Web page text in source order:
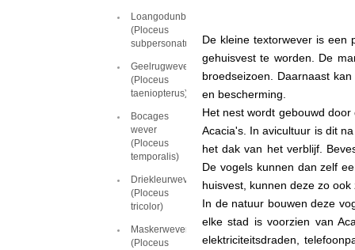
Loangodunbekwever
(Ploceus
subpersonatus)
Geelrugwever
(Ploceus
taeniopterus)
Bocages
wever
(Ploceus
temporalis)
Driekleurwever
(Ploceus
tricolor)
Maskerwever
(Ploceus
De kleine textorwever is een
gehuisvest te worden. De
broedseizoen. Daarnaast
en bescherming.
Het nest wordt gebouwd
Acacia's. In avicultuur is dit
het dak van het verblijf.
De vogels kunnen dan zelf
huisvest, kunnen deze zo
In de natuur bouwen deze
elke stad is voorzien van
elektriciteitsdraden,